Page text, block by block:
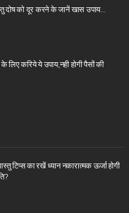
दोष को दूर करने के जानें खास उपाय…
करिये ये उपाय,नही होगी पैसों की
टिप्स का रखें ध्यान नकारात्मक ऊर्जा होगी